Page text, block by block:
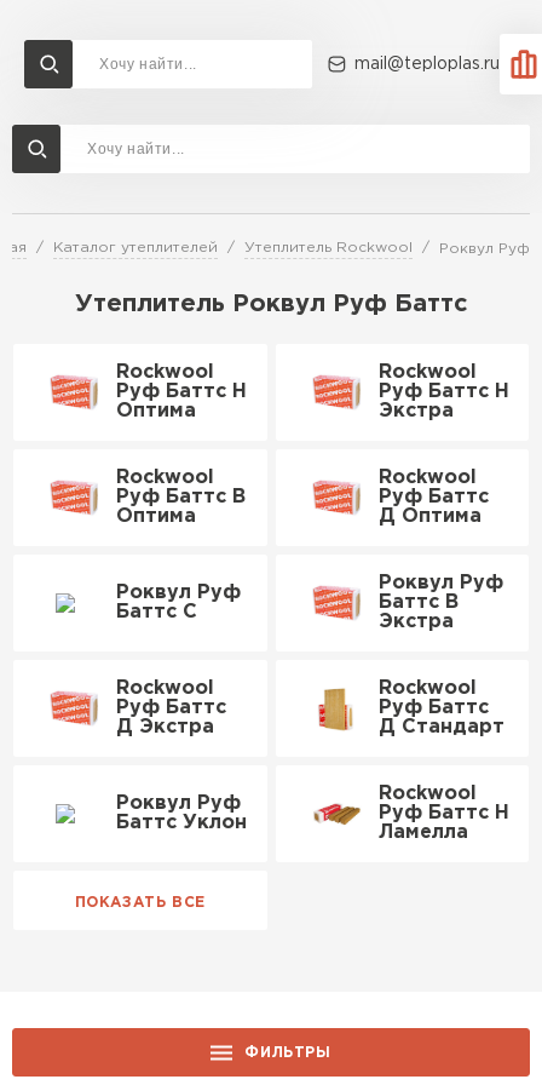
mail@teploplas.ru
Каталог утеплителей Утеплитель Rockwool Роквул Руф
Утеплитель Роквул Руф Баттс
Rockwool
Руф Баттс Н
Оптима
Rockwool
Руф Баттс Н
Экстра
Rockwool
Руф Баттс В
Оптима
Rockwool
Руф Баттс
Д Оптима
Роквул Руф
Баттс C
Роквул Руф
Баттс В
Экстра
Rockwool
Руф Баттс
Д Экстра
Rockwool
Руф Баттс
Д Стандарт
Роквул Руф
Баттс Уклон
Rockwool
Руф Баттс Н
Ламелла
ФИЛЬТРЫ
Доставка и оплата
Утеплитель Ветонит
ПЕРЕЙТИ
Утеплитель MasterPLEX
Утеплитель Дирок
ПЕРЕЙТИ
Утеплитель Технониколь
Утеплитель Rockwool
Утеплитель Knauf
Утеплитель Пеноплекс
Утеплитель Isoroc
Утеплитель Изовол
Утеплитель Paroc